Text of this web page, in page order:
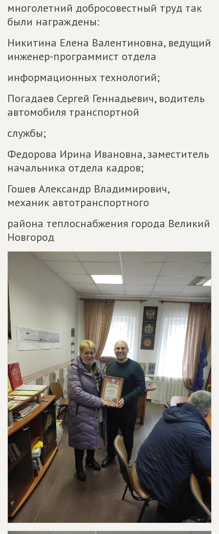
многолетний добросовестный труд так
были награждены:
Никитина Елена Валентиновна, ведущий
инженер-программист отдела
информационных технологий;
Погадаев Сергей Геннадьевич, водитель
автомобиля транспортной
службы;
Федорова Ирина Ивановна, заместитель
начальника отдела кадров;
Гошев Александр Владимирович,
механик автотранспортного
района теплоснабжения города Великий
Новгород